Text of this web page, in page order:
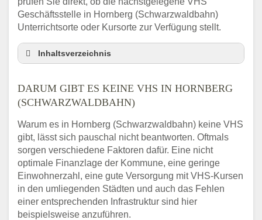
Geschäftsstelle in Hornberg (Schwarzwaldbahn)
Unterrichtsorte oder Kursorte zur Verfügung stellt.
Inhaltsverzeichnis
(Schwarzwaldbahn)
3 schnelle Tipps
Hornberg (Schwarzwaldbahn) VHS-Kurse in
Ihrer Nähe
Abendschule in der Region rund um
Hornberg (Schwarzwaldbahn)
VHS steht für Erwachsenenbildung
Online-Kurse: Alternative Angebote zum
VHS-Kurs
DARUM GIBT ES KEINE VHS IN HORNBERG
(SCHWARZWALDBAHN)
Warum es in Hornberg (Schwarzwaldbahn) keine VHS
gibt, lässt sich pauschal nicht beantworten. Oftmals
sorgen verschiedene Faktoren dafür. Eine nicht
optimale Finanzlage der Kommune, eine geringe
Einwohnerzahl, eine gute Versorgung mit VHS-Kursen
in den umliegenden Städten und auch das Fehlen
einer entsprechenden Infrastruktur sind hier
beispielsweise anzuführen.